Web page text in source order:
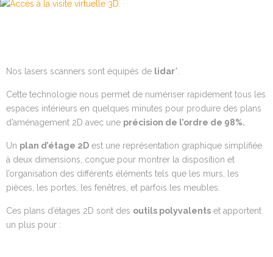
Nos lasers scanners sont équipés de lidar*.
Cette technologie nous permet de numériser rapidement tous les
espaces intérieurs en quelques minutes pour produire des plans
d’aménagement 2D avec une précision de l’ordre de 98%.
Un plan d’étage 2D est une représentation graphique simplifiée
à deux dimensions, conçue pour montrer la disposition et
l’organisation des différents éléments tels que les murs, les
pièces, les portes, les fenêtres, et parfois les meubles.
Ces plans d’étages 2D sont des outils polyvalents et apportent
un plus pour :